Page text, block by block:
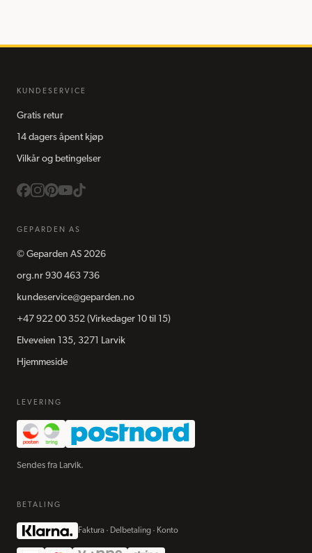
KUNDESERVICE
Gratis retur
14 dagers åpent kjøp
Vilkår og betingelser
GEPARDEN AS
© Geparden AS 2026
org.nr 930 463 736
kundeservice@geparden.no
+47 922 00 352 (Virkedager 10 til 15)
Elveveien 135, 3271 Larvik
Hjemmeside
LEVERING
Sendes fra Larvik.
BETALING
Faktura · Delbetaling · Konto